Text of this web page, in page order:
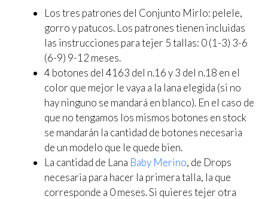
Los tres patrones del Conjunto Mirlo: pelele,
gorro y patucos. Los patrones tienen incluidas
las instrucciones para tejer 5 tallas: 0 (1-3) 3-6
(6-9) 9-12 meses.
4 botones del 4163 del n.16 y 3 del n.18 en el
color que mejor le vaya a la lana elegida (si no
hay ninguno se mandará en blanco). En el caso de
que no tengamos los mismos botones en stock
se mandarán la cantidad de botones necesaria
de un modelo que le quede bien.
La cantidad de Lana Baby Merino, de Drops
necesaria para hacer la primera talla, la que
corresponde a 0 meses. Si quieres tejer otra